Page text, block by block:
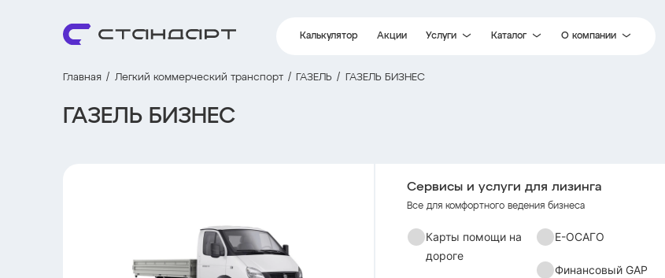
Калькулятор Акции Услуги
Финансовый GAP
Каталог О компании
Контакты
Главная Легкий коммерческий транспорт ГАЗЕЛЬ ГАЗЕЛЬ БИЗНЕС
ГАЗЕЛЬ БИЗНЕС
Сервисы и услуги для лизинга
Все для комфортного ведения бизнеса
Карты помощи на
дороге
Е-ОСАГО
Финансовый GAP